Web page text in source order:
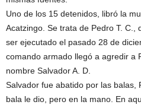
Uno de los 15 detenidos, libró la
Acatzingo. Se trata de Pedro T. C.,
ser ejecutado el pasado 28 de
comando armado llegó a agredir a
nombre Salvador A. D.
Salvador fue abatido por las balas,
bala le dio, pero en la mano. En